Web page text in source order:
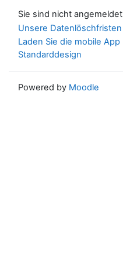
Sie sind nicht
Unsere Datenlöschfristen
Laden Sie die mobile App
Standarddesign
Powered by Moodle